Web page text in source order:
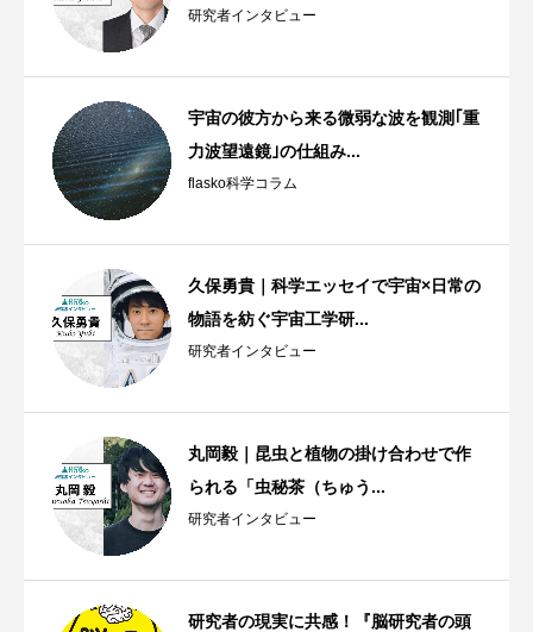
研究者インタビュー
宇宙の彼方から来る微弱な波を観測｢重
力波望遠鏡｣の仕組み...
flasko科学コラム
久保勇貴｜科学エッセイで宇宙×日常の
物語を紡ぐ宇宙工学研...
研究者インタビュー
丸岡毅｜昆虫と植物の掛け合わせで作
られる「虫秘茶（ちゅう...
研究者インタビュー
研究者の現実に共感！『脳研究者の頭